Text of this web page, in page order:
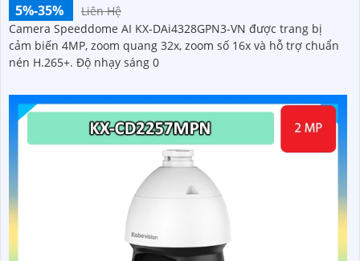
5%-35%
Liên Hệ
Camera Speeddome AI KX-DAi4328GPN3-VN được trang bị
cảm biến 4MP, zoom quang 32x, zoom số 16x và hỗ trợ chuẩn
nén H.265+. Độ nhạy sáng 0